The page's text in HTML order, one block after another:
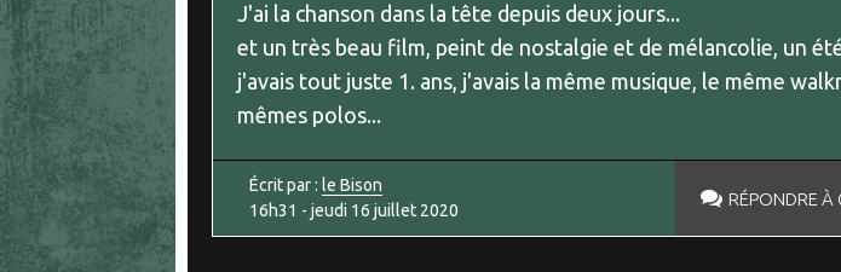
J'ai la chanson dans la tête depuis deux jours...
et un très beau film, peint de nostalgie et de mélancolie, un
j'avais tout juste 1. ans, j'avais la même musique, le même
mêmes polos...
Écrit par : le Bison
16h31 - jeudi 16 juillet 2020
RÉPONDRE À